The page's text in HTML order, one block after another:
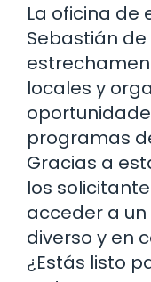
La oficina de
Sebastián
locales y
programas
Gracias a
los
acceder a
diverso y en
¿Estás listo